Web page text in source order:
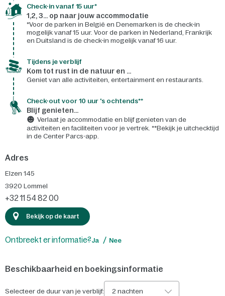
Check-in vanaf 15 uur*
1,2, 3... op naar jouw accommodatie
*Voor de parken in België en Denemarken is de check-in
mogelijk vanaf 15 uur. Voor de parken in Nederland, Frankrijk
en Duitsland is de check-in mogelijk vanaf 16 uur.
Tijdens je verblijf
Kom tot rust in de natuur en ...
Geniet van alle activiteiten, entertainment en restaurants.
Check-out voor 10 uur 's ochtends**
Blijf genieten...
Verlaat je accommodatie en blijf genieten van de
activiteiten en faciliteiten voor je vertrek. **Bekijk je uitchecktijd
in de Center Parcs-app.
Adres
Elzen 145
3920 Lommel
+32 11 54 82 00
Bekijk op de kaart
Ontbreekt er informatie?Ja Nee
Beschikbaarheid en boekingsinformatie
Selecteer de duur van je verblijf: 2 nachten